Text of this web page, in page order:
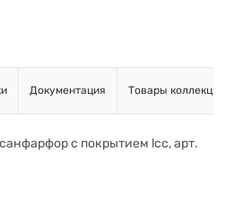
Документация Товары коллекции
c покрытием lcc, арт.